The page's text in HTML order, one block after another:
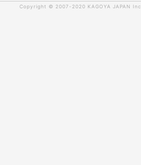
Copyright © 2007-2020 KAGOYA JAPAN Inc.